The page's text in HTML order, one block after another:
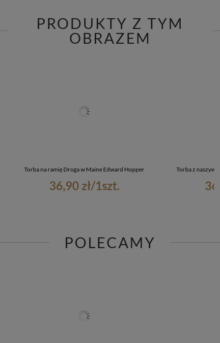
PRODUKTY Z TYM
OBRAZEM
Torba na ramię Droga w Maine Edward Hopper
36,90 zł/1szt.
Torba z
POLECAMY